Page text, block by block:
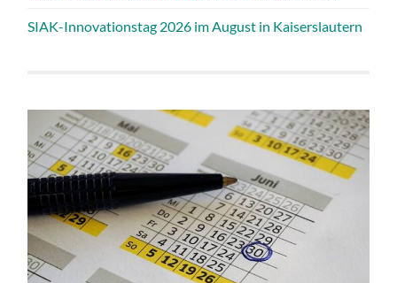
SIAK-Innovationstag 2026 im August in Kaiserslautern